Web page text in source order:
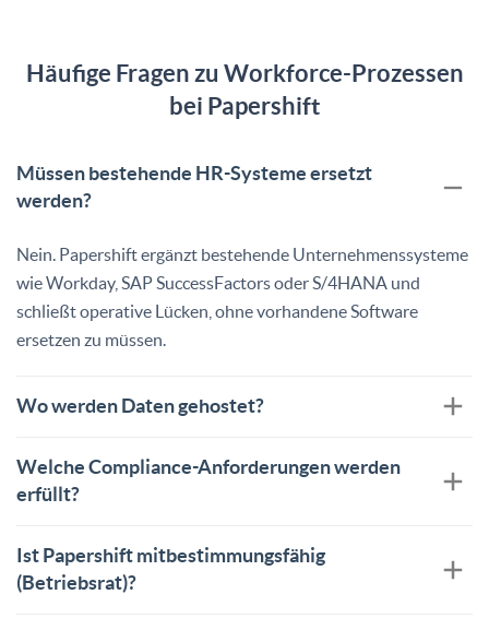
Häufige Fragen zu Workforce-Prozessen
bei Papershift
Müssen bestehende HR-Systeme ersetzt
werden?
Nein. Papershift ergänzt bestehende Unternehmenssysteme
wie Workday, SAP SuccessFactors oder S/4HANA und
schließt operative Lücken, ohne vorhandene Software
ersetzen zu müssen.
Wo werden Daten gehostet?
Welche Compliance-Anforderungen werden
erfüllt?
Ist Papershift mitbestimmungsfähig
(Betriebsrat)?